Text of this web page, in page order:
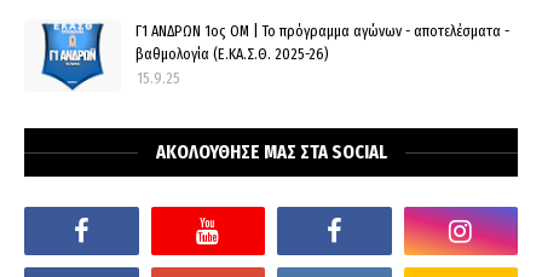
Γ1 ΑΝΔΡΩΝ 1ος ΟΜ | Το πρόγραμμα αγώνων - αποτελέσματα -
βαθμολογία (Ε.ΚΑ.Σ.Θ. 2025-26)
15.9.25
ΑΚΟΛΟΥΘΗΣΕ ΜΑΣ ΣΤΑ SOCIAL